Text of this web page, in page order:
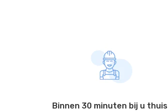
Binnen 30 minuten bij u thuis